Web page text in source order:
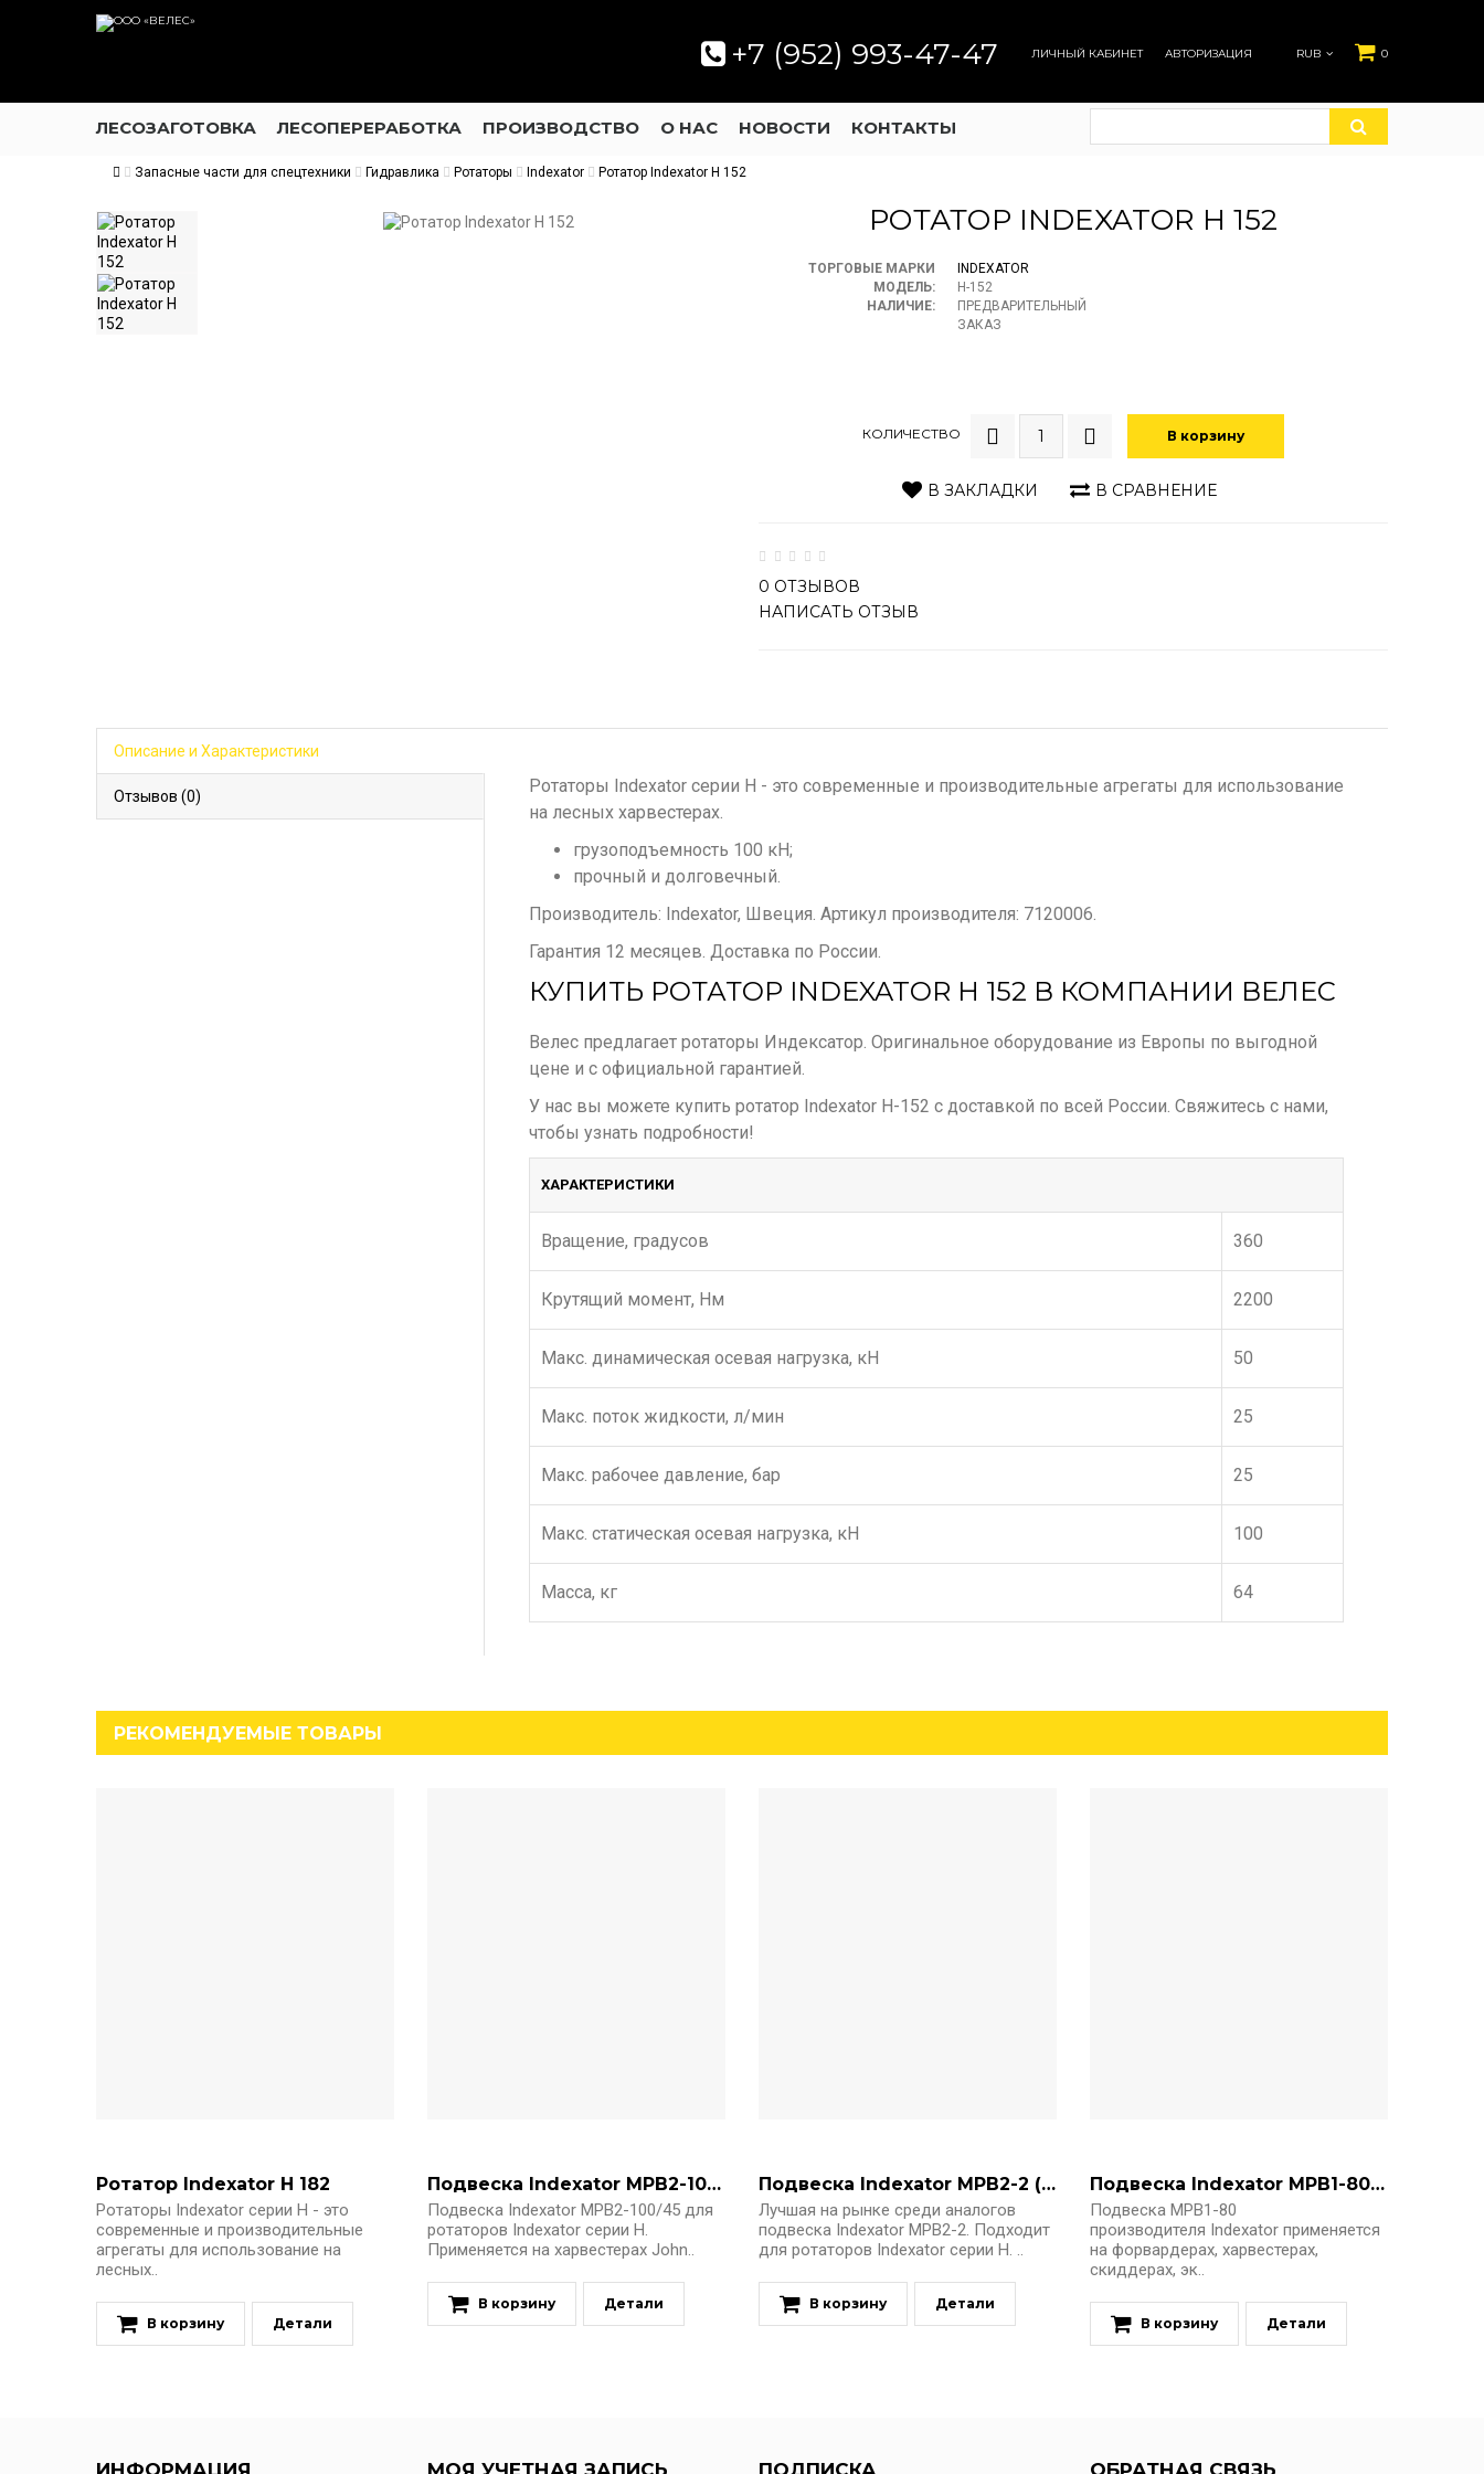
0
ЛИЧНЫЙ КАБИНЕТ АВТОРИЗАЦИЯ RUB
+7 (952) 993-47-47
ЛЕСОЗАГОТОВКА ЛЕСОПЕРЕРАБОТКА ПРОИЗВОДСТВО О НАС НОВОСТИ КОНТАКТЫ
Запасные части для спецтехники Гидравлика Ротаторы Indexator Ротатор Indexator H 152
РОТАТОР INDEXATOR H 152
ТОРГОВЫЕ МАРКИ
INDEXATOR
МОДЕЛЬ:
H-152
НАЛИЧИЕ:
ПРЕДВАРИТЕЛЬНЫЙ
ЗАКАЗ
КОЛИЧЕСТВО В корзину
В ЗАКЛАДКИ В СРАВНЕНИЕ
0 ОТЗЫВОВ
НАПИСАТЬ ОТЗЫВ
Описание и Характеристики
Отзывов (0)
Ротаторы Indexator серии H - это современные и производительные агрегаты для использование
на лесных харвестерах.
грузоподъемность 100 кН;
прочный и долговечный.
Производитель: Indexator, Швеция. Артикул производителя: 7120006.
Гарантия 12 месяцев. Доставка по России.
КУПИТЬ РОТАТОР INDEXATOR H 152 В КОМПАНИИ ВЕЛЕС
Велес предлагает ротаторы Индексатор. Оригинальное оборудование из Европы по выгодной
цене и с официальной гарантией.
У нас вы можете купить ротатор Indexator H-152 с доставкой по всей России. Свяжитесь с нами,
чтобы узнать подробности!
ХАРАКТЕРИСТИКИ
Вращение, градусов 360
Крутящий момент, Нм 2200
Макс. динамическая осевая нагрузка, кН 50
Макс. поток жидкости, л/мин 25
Макс. рабочее давление, бар 25
Макс. статическая осевая нагрузка, кН 100
Масса, кг 64
РЕКОМЕНДУЕМЫЕ ТОВАРЫ
Ротатор Indexator H 182
Ротаторы Indexator серии H - это
современные и производительные
агрегаты для использование на
лесных..
В корзину Детали
Подвеска Indexator MPB2-100/45 (5016555)
Подвеска Indexator MPB2-100/45 для
ротаторов Indexator серии H.
Применяется на харвестерах John..
В корзину Детали
Подвеска Indexator MPB2-2 (5016558)
Лучшая на рынке среди аналогов
подвеска Indexator MPB2-2. Подходит
для ротаторов Indexator серии H. ..
В корзину Детали
Подвеска Indexator MPB1-80 (5016550)
Подвеска MPB1-80
производителя Indexator применяется
на форвардерах, харвестерах,
скиддерах, эк..
В корзину Детали
ИНФОРМАЦИЯ МОЯ УЧЕТНАЯ ЗАПИСЬ ПОДПИСКА ОБРАТНАЯ СВЯЗЬ